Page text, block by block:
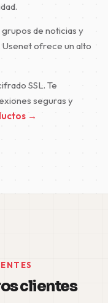
de noticias y
Usenet ofrece un alto
SSL. Te
seguras y
→
clientes